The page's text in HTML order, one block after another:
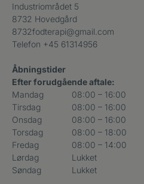
Industriområdet 5
8732 Hovedgård
8732fodterapi@gmail.com
Telefon +45 61314956
Åbningstider
Efter forudgående aftale:
Mandag
08:00 – 16:00
Tirsdag
08:00 – 16:00
Onsdag
08:00 – 16:00
Torsdag
08:00 – 18:00
Fredag
08:00 – 14:00
Lørdag
Lukket
Søndag
Lukket